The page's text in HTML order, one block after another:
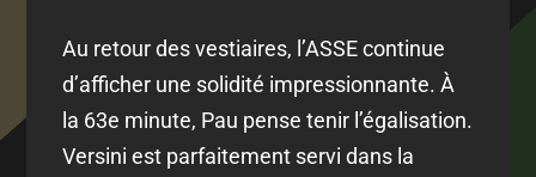
Au retour des vestiaires, l’ASSE continue
d’afficher une solidité impressionnante. À
la 63e minute, Pau pense tenir l’égalisation.
Versini est parfaitement servi dans la